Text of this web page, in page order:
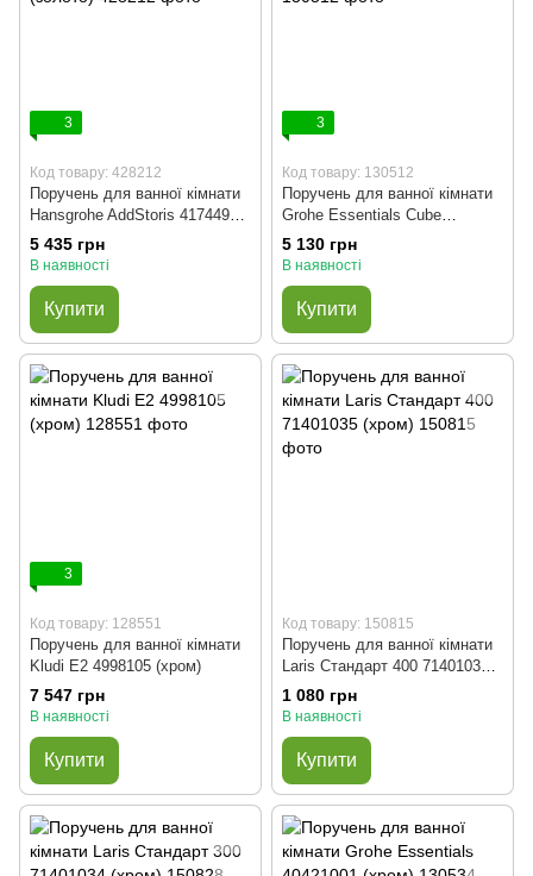
3
Код товару: 428212
Поручень для ванної кімнати
Hansgrohe AddStoris 41744990
(золото)
5 435 грн
В наявності
Купити
3
Код товару: 130512
Поручень для ванної кімнати
Grohe Essentials Cube
40514001 (хром)
5 130 грн
В наявності
Купити
3
Код товару: 128551
Поручень для ванної кімнати
Kludi E2 4998105 (хром)
7 547 грн
В наявності
Купити
Код товару: 150815
Поручень для ванної кімнати
Laris Стандарт 400 71401035
(хром)
1 080 грн
В наявності
Купити